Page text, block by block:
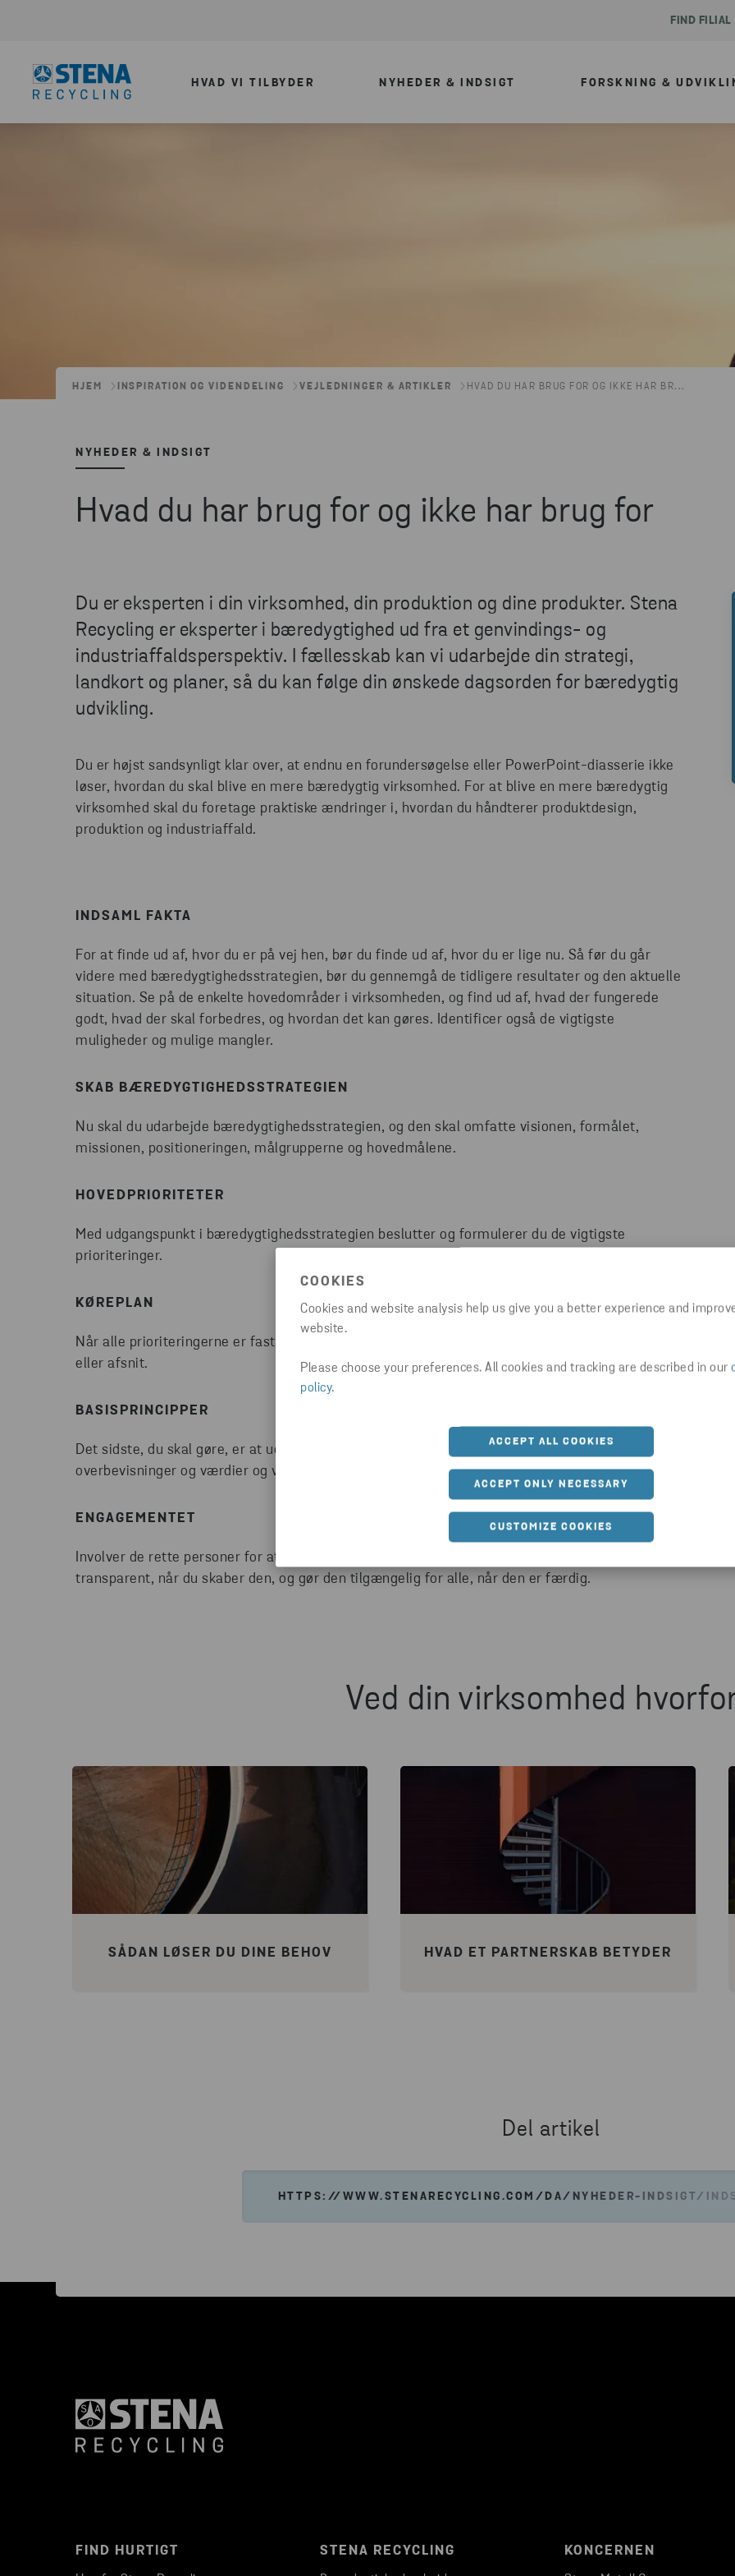
COOKIES
Cookies and website analysis help us give you a better experience and
website.
Please choose your preferences. All cookies and tracking are described in our
policy.
ACCEPT ALL COOKIES
ACCEPT ONLY NECESSARY
CUSTOMIZE COOKIES
FIND FILIAL
HVAD VI TILBYDER NYHEDER & INDSIGT FORSKNING &
HJEM INSPIRATION OG VIDENDELING VEJLEDNINGER & ARTIKLER HVAD DU HAR BRUG FOR OG IKKE HAR BR...
NYHEDER & INDSIGT
Hvad du har brug for og ikke har brug for
Du er eksperten i din virksomhed, din produktion og dine produkter. Stena
Recycling er eksperter i bæredygtighed ud fra et genvindings- og
industriaffaldsperspektiv. I fællesskab kan vi udarbejde din strategi,
landkort og planer, så du kan følge din ønskede dagsorden for bæredygtig
udvikling.
Du er højst sandsynligt klar over, at endnu en forundersøgelse eller PowerPoint-diasserie ikke
løser, hvordan du skal blive en mere bæredygtig virksomhed. For at blive en mere bæredygtig
virksomhed skal du foretage praktiske ændringer i, hvordan du håndterer produktdesign,
produktion og industriaffald.
INDSAML FAKTA
For at finde ud af, hvor du er på vej hen, bør du finde ud af, hvor du er lige nu. Så før du går
videre med bæredygtighedsstrategien, bør du gennemgå de tidligere resultater og den aktuelle
situation. Se på de enkelte hovedområder i virksomheden, og find ud af, hvad der fungerede
godt, hvad der skal forbedres, og hvordan det kan gøres. Identificer også de vigtigste
muligheder og mulige mangler.
SKAB BÆREDYGTIGHEDSSTRATEGIEN
Nu skal du udarbejde bæredygtighedsstrategien, og den skal omfatte visionen, formålet,
missionen, positioneringen, målgrupperne og hovedmålene.
HOVEDPRIORITETER
Med udgangspunkt i bæredygtighedsstrategien beslutter og formulerer du de vigtigste
prioriteringer.
KØREPLAN
Når alle prioriteringerne er fastlagt, opbygger du køreplanen og opdeler den i hovedområder
eller afsnit.
BASISPRINCIPPER
Det sidste, du skal gøre, er at udarbejde de vejledende principper, der omfatter dine
overbevisninger og værdier og vejleder din organisation. ​
ENGAGEMENTET
Involver de rette personer for at sikre, at du indsamler de mest relevante oplysninger. Vær også
transparent, når du skaber den, og gør den tilgængelig for alle, når den er færdig.
Ved din virksomhed
SÅDAN LØSER DU DINE BEHOV HVAD ET PARTNERSKAB BETYDER
Del artikel
HTTPS://WWW.STENARECYCLING.COM/DA/NYHEDER-INDSIGT/
FIND HURTIGT STENA RECYCLING KONCERNEN